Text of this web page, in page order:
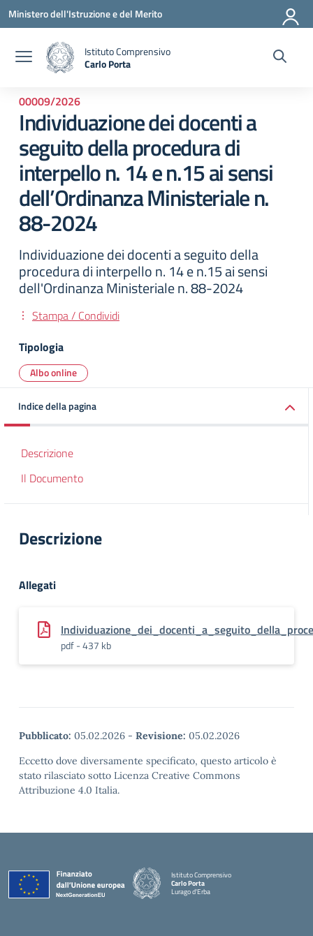
Vai ai contenuti
Vai al menu di navigazione
Vai al footer
Ministero dell'Istruzione e del Merito
Istituto Comprensivo
Carlo Porta
00009/2026
Individuazione dei docenti a
seguito della procedura di
interpello n. 14 e n.15 ai sensi
dell’Ordinanza Ministeriale n.
88-2024
Individuazione dei docenti a seguito della
procedura di interpello n. 14 e n.15 ai sensi
dell'Ordinanza Ministeriale n. 88-2024
Stampa / Condividi
Tipologia
Albo online
Indice della pagina
Descrizione
Il Documento
Descrizione
Allegati
pdf - 437 kb
Pubblicato: 05.02.2026 - Revisione: 05.02.2026
Eccetto dove diversamente specificato, questo articolo è
stato rilasciato sotto Licenza Creative Commons
Attribuzione 4.0 Italia.
Istituto Comprensivo
Carlo Porta
Lurago d'Erba
— Visita la pagina iniziale della scuola